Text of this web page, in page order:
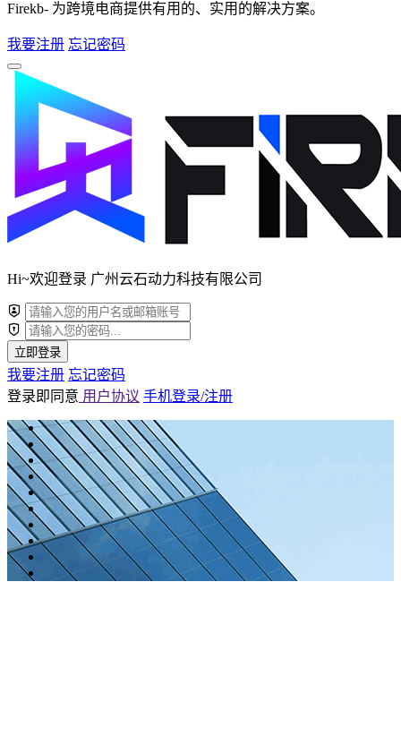
Firekb- 为跨境电商提供有用的、实用的解决方案。
我要注册 忘记密码
Hi~欢迎登录 广州云石动力科技有限公司
立即登录
我要注册 忘记密码
登录即同意 用户协议 手机登录/注册